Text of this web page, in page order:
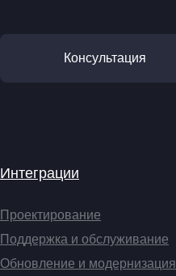
Интеграции
Проектирование
Поддержка и обслуживание
Обновление и модернизация
Консультация